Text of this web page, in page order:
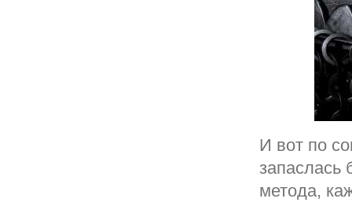
И вот по
запаслась
метода,